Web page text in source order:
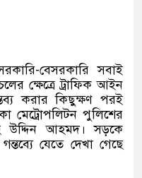
বেসরকারি সবাই
ক্ষেত্রে ট্রাফিক আইন
করার কিছুক্ষণ পরই
মেট্রোপলিটন পুলিশের
উদ্দিন আহমদ। সড়কে
যেতে দেখা গেছে